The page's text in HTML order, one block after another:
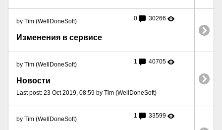
by Tim (WellDoneSoft) 0 30266
Изменения в сервисе
by Tim (WellDoneSoft) 1 40705
Новости
Last post: 23 Oct 2019, 08:59 by Tim (WellDoneSoft)
by Tim (WellDoneSoft) 1 33599